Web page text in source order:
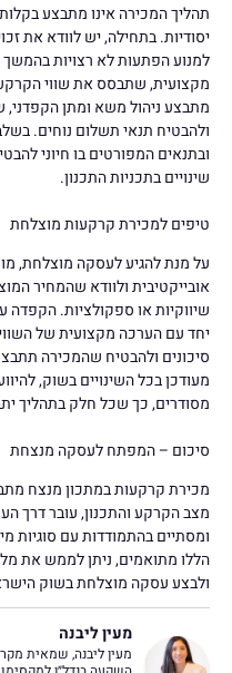
תהליך המכירה אינו מתבצע
יסודיות. בתחילה, יש לוודא את
למנוע הפתעות לא רצויות
מקצועית, שתבסס את שווי
מתבצע ניהול משא ומתן
ולהבטיח תנאי תשלום נוחים.
ובתנאים המפורטים בו חיוני
שינויים בתכניות התכנון.
טיפים למכירת קרקעות מוצלחת
על מנת להגיע לעסקה מוצלחת,
אובייקטיבית ולוודא שהמחיר
שיווקיות או ספקולציות. הקפדה
יחד עם הערכה מקצועית של
סיכונים ולהבטיח שהמכירה
מעודכן בכל השינויים בשוק,
מסודרים, כך שכל חלק בתהליך
סיכום – המפתח לעסקה מנצחת
מכירת קרקעות במתכון מנצח
מצב הקרקע והתכנון, עובר דרך
ומסתיים בהתמודדות עם סוגיות
הללו מתואמים, ניתן לממש את
ולבצע עסקה מוצלחת בשוק
מעין ליבנה
מעין ליבנה, שמאית